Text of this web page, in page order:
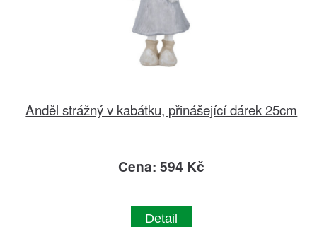
Anděl strážný v kabátku, přinášející dárek 25cm
Cena: 594 Kč
Detail